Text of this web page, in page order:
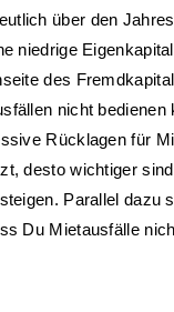
über den
niedrige
des
nicht
Rücklagen für
desto wichtiger
Parallel
Du Mietausfälle